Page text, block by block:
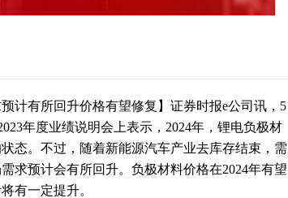
计有所回升价格有望修复】证券时报e公司讯，5
年度业绩说明会上表示，2024年，锂电负极材
态。不过，随着新能源汽车产业去库存结束，需
求预计会有所回升。负极材料价格在2024年有望
有一定提升。